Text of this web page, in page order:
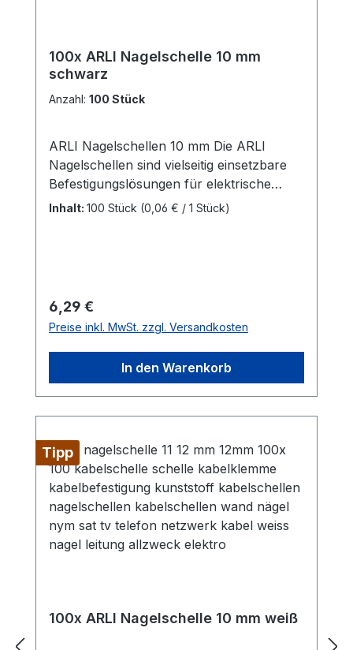
100x ARLI Nagelschelle 10 mm
schwarz
Anzahl: 100 Stück
ARLI Nagelschellen 10 mm Die ARLI
Nagelschellen sind vielseitig einsetzbare
Befestigungslösungen für elektrische
Leitungen und Kabel mit einem
einer Länge von 22,4 mm für eine
schnelle und einfache Montage Material:
Polyethylen (PE) Farbe:
SchwarzLieferumfang: 100x ARLI
Nagelschelle 10mm
Inhalt: 100 Stück (0,06 € / 1 Stück)
Regulärer Preis:
6,29 €
Preise inkl. MwSt. zzgl. Versandkosten
In den Warenkorb
Tipp
100x ARLI Nagelschelle 10 mm weiß